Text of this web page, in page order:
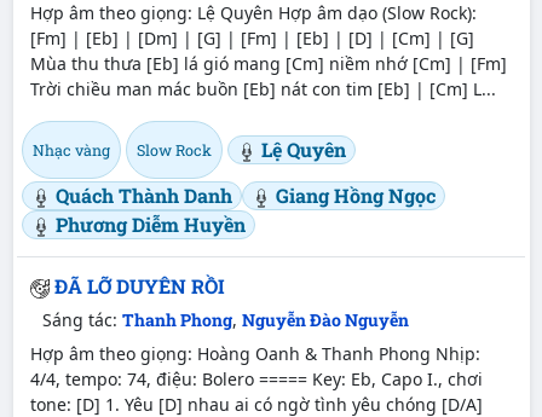
Hợp âm theo giọng: Lệ Quyên Hợp âm dạo (Slow Rock):
[Fm] | [Eb] | [Dm] | [G] | [Fm] | [Eb] | [D] | [Cm] | [G]
Mùa thu thưa [Eb] lá gió mang [Cm] niềm nhớ [Cm] | [Fm]
Trời chiều man mác buồn [Eb] nát con tim [Eb] | [Cm] L...
Nhạc vàng Slow Rock
Lệ Quyên
Quách Thành Danh
Giang Hồng Ngọc
Phương Diễm Huyền
ĐÃ LỠ DUYÊN RỒI
Sáng tác: Thanh Phong, Nguyễn Đào Nguyễn
Hợp âm theo giọng: Hoàng Oanh & Thanh Phong Nhịp:
4/4, tempo: 74, điệu: Bolero ===== Key: Eb, Capo I., chơi
tone: [D] 1. Yêu [D] nhau ai có ngờ tình yêu chóng [D/A]